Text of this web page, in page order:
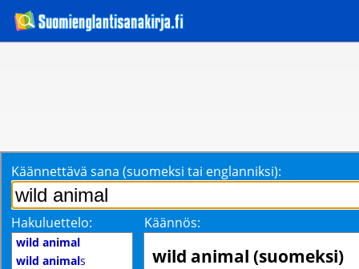
Käännettävä sana (suomeksi tai englanniksi):
Hakuluettelo: Käännös:
wild animal
wild animals wild animal (suomeksi)